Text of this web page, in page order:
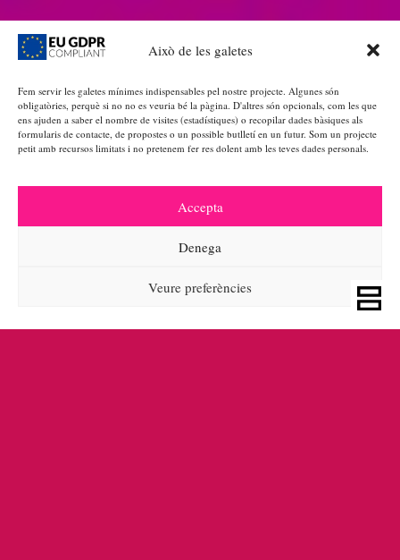
Això de les galetes
Fem servir les galetes mínimes indispensables pel nostre projecte. Algunes són
obligatòries, perquè si no no es veuria bé la pàgina. D'altres són opcionals, com les que
ens ajuden a saber el nombre de visites (estadístiques) o recopilar dades bàsiques als
formularis de contacte, de propostes o un possible butlletí en un futur. Som un projecte
petit amb recursos limitats i no pretenem fer res dolent amb les teves dades personals.
Accepta
Denega
Veure preferències